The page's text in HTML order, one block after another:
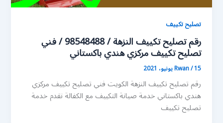
تصليح تكييف
رقم تصليح تكييف النزهة / 98548488 / فني
تصليح تكييف مركزي هندي باكستاني
Rwan/15 يونيو، 2021
رقم تصليح تكييف النزهة الكويت فني تصليح تكييف مركزي
هندي باكستاني خدمة صيانة التكييف مع الكفالة نقدم خدمة
تصليح تكييف